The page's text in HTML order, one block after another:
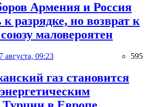
Армения и Россия
разрядке, но возврат к
маловероятен
августа, 09:23 595
газ становится